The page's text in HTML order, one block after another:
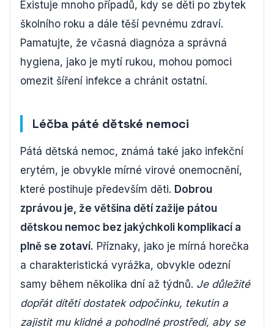
Existuje mnoho případů, kdy se děti po zbytek
školního roku a dále těší pevnému zdraví.
Pamatujte, že včasná diagnóza a správná
hygiena, jako je mytí rukou, mohou pomoci
omezit šíření infekce a chránit ostatní.
Léčba páté dětské nemoci
Pátá dětská nemoc, známá také jako infekční
erytém, je obvykle mírné virové onemocnění,
které postihuje především děti. Dobrou
zprávou je, že většina dětí zažije pátou
dětskou nemoc bez jakýchkoli komplikací a
plně se zotaví. Příznaky, jako je mírná horečka
a charakteristická vyrážka, obvykle odezní
samy během několika dní až týdnů. Je důležité
dopřát dítěti dostatek odpočinku, tekutin a
zajistit mu klidné a pohodlné prostředí, aby se